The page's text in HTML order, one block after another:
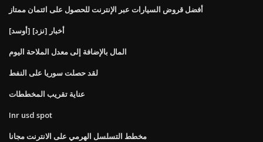
أفضل قروض السيارات عبر الإنترنت للحصول على ائتمان ممتاز
أخبار [نزد] [أوسد]
المال بالإضافة إلى معدل الملاحة اليوم
لقد حصلت سوريا على النفط
عناية تقريب المخططات
Inr usd spot
مخطط التسلسل الهرمي على الانترنت مجانا